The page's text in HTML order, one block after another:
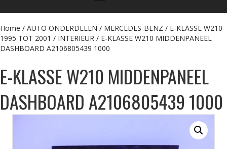
Home / AUTO ONDERDELEN / MERCEDES-BENZ / E-KLASSE W210
1995 TOT 2001 / INTERIEUR / E-KLASSE W210 MIDDENPANEEL
DASHBOARD A2106805439 1000
E-KLASSE W210 MIDDENPANEEL
DASHBOARD A2106805439 1000